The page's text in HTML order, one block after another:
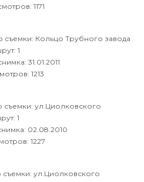
1171
съемки: Кольцо Трубного завода
1
31.01.2011
1213
съемки: ул.Циолковского
1
02.08.2010
1227
съемки: ул.Циолковского